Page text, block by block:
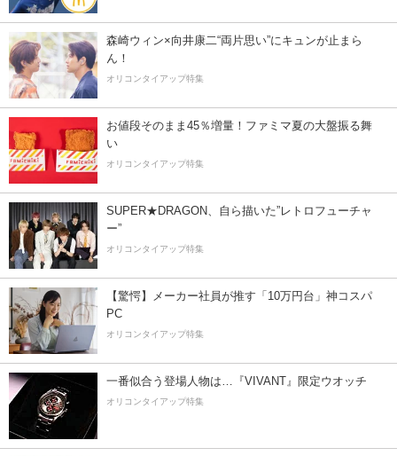
森崎ウィン×向井康二“両片思い”にキュンが止まら
ん！
オリコンタイアップ特集
お値段そのまま45％増量！ファミマ夏の大盤振る舞
い
オリコンタイアップ特集
SUPER★DRAGON、自ら描いた”レトロフューチャ
ー”
オリコンタイアップ特集
【驚愕】メーカー社員が推す「10万円台」神コスパ
PC
オリコンタイアップ特集
一番似合う登場人物は…『VIVANT』限定ウオッチ
オリコンタイアップ特集